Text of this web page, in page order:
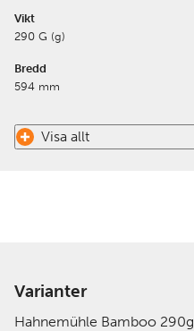
Vikt
290 G (g)
Bredd
594 mm
Visa allt
Varianter
Hahnemühle Bamboo 290g